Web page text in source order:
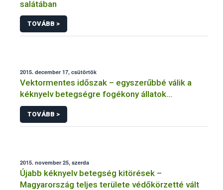
salátában
TOVÁBB >
2015. december 17, csütörtök
Vektormentes időszak – egyszerűbbé válik a
kéknyelv betegségre fogékony állatok
kiszállítása
TOVÁBB >
2015. november 25, szerda
Újabb kéknyelv betegség kitörések –
Magyarország teljes területe védőkörzetté vált